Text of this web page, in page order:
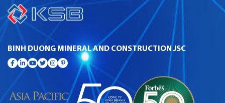
BINH DUONG MINERAL AND CONSTRUCTION JSC